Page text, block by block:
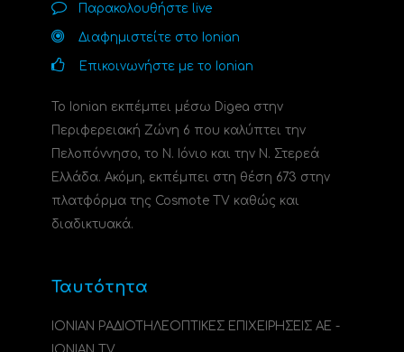
Παρακολουθήστε live
Διαφημιστείτε στο Ionian
Επικοινωνήστε με το Ionian
Το Ionian εκπέμπει μέσω Digea στην
Περιφερειακή Ζώνη 6 που καλύπτει την
Πελοπόννησο, το N. Ιόνιο και την Ν. Στερεά
Ελλάδα. Ακόμη, εκπέμπει στη θέση 673 στην
πλατφόρμα της Cosmote TV καθώς και
διαδικτυακά.
Ταυτότητα
ΙΟΝΙΑΝ ΡΑΔΙΟΤΗΛΕΟΠΤΙΚΕΣ ΕΠΙΧΕΙΡΗΣΕΙΣ ΑΕ -